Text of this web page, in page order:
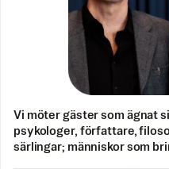
Vi möter gäster som ägnat
psykologer, författare,
särlingar; människor som